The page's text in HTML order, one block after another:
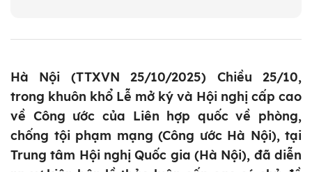
Hà Nội (TTXVN 25/10/2025) Chiều 25/10,
trong khuôn khổ Lễ mở ký và Hội nghị cấp cao
về Công ước của Liên hợp quốc về phòng,
chống tội phạm mạng (Công ước Hà Nội), tại
Trung tâm Hội nghị Quốc gia (Hà Nội), đã diễn